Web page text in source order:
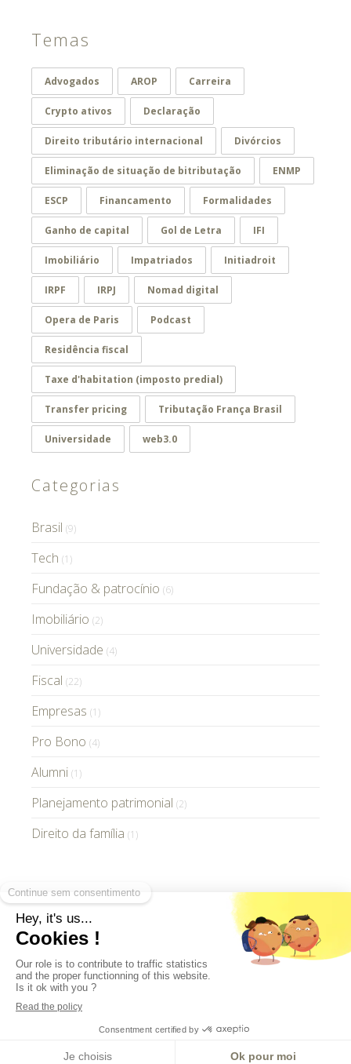
Temas
Advogados AROP Carreira
Crypto ativos Declaração
Direito tributário internacional Divórcios
Eliminação de situação de bitributação ENMP
ESCP Financamento Formalidades
Ganho de capital Gol de Letra IFI
Imobiliário Impatriados Initiadroit
IRPF IRPJ Nomad digital
Opera de Paris Podcast
Residência fiscal
Taxe d'habitation (imposto predial)
Transfer pricing Tributação França Brasil
Universidade web3.0
Categorias
Brasil (9)
Tech (1)
Fundação & patrocínio (6)
Imobiliário (2)
Universidade (4)
Fiscal (22)
Empresas (1)
Pro Bono (4)
Alumni (1)
Planejamento patrimonial (2)
Direito da família (1)
GV Paris Avocats © 2021 - Todos os direitos
reservados -Advertências legais